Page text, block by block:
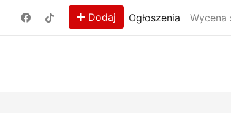
Dodaj Ogłoszenia Wycena